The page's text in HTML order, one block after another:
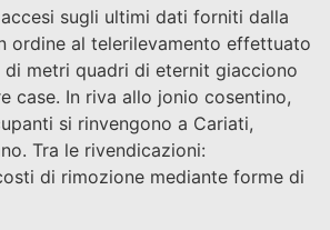
sugli ultimi dati forniti dalla
ordine al telerilevamento effettuato
di metri quadri di eternit giacciono
case. In riva allo jonio cosentino,
si rinvengono a Cariati,
Tra le rivendicazioni:
di rimozione mediante forme di